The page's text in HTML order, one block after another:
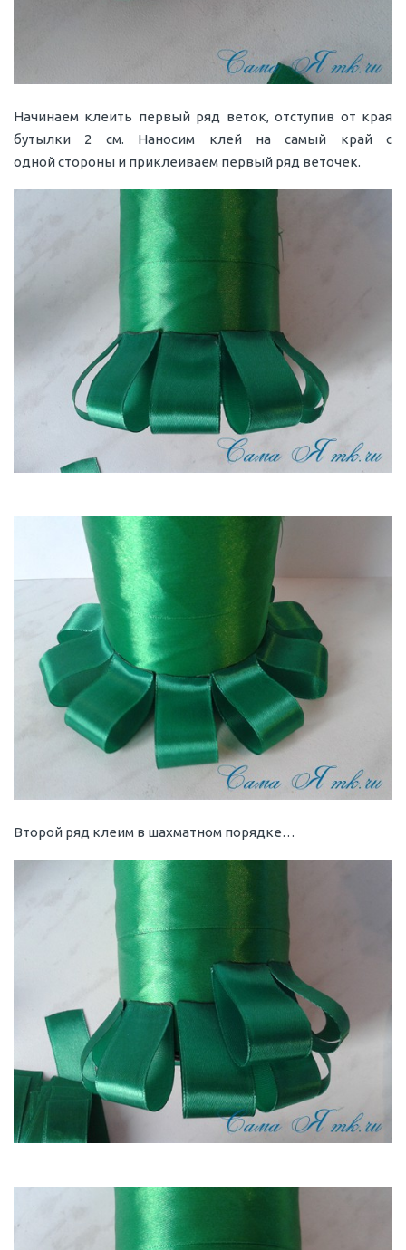
Начинаем клеить первый ряд веток, отступив от края
бутылки 2 см. Наносим клей на самый край с
одной стороны и приклеиваем первый ряд веточек.
Второй ряд клеим в шахматном порядке…